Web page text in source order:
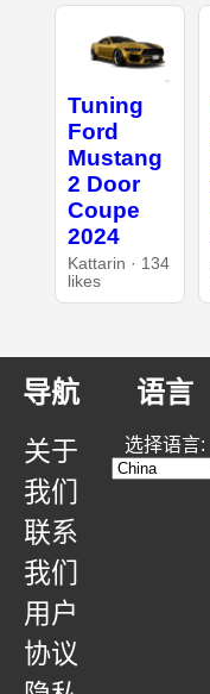
Tuning
Ford
Mustang
2 Door
Coupe
2024
Kattarin · 134
likes
导航
关于
我们
联系
我们
用户
协议
语言
选择语言: